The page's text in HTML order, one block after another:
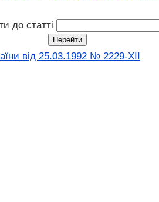
до статті
вiд 25.03.1992 № 2229-XII